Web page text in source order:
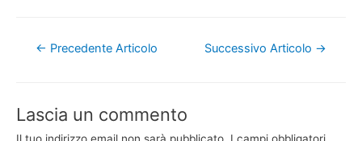
Navigazione
← Precedente Articolo Successivo Articolo →
Lascia un commento